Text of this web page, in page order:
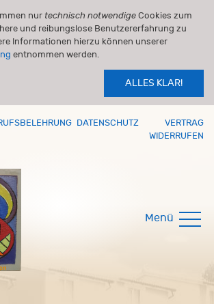
nur technisch notwendige Cookies zum
und reibungslose Benutzererfahrung zu
Informationen hierzu können unserer
entnommen werden.
ALLES KLAR!
DATENSCHUTZ
VERTRAG
WIDERRUFEN
Menü